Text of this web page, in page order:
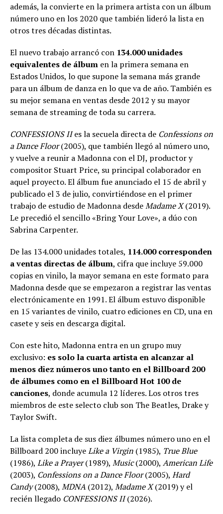
además, la convierte en la primera artista con un álbum
número uno en los 2020 que también lideró la lista en
otros tres décadas distintas.
El nuevo trabajo arrancó con 134.000 unidades
equivalentes de álbum en la primera semana en
Estados Unidos, lo que supone la semana más grande
para un álbum de danza en lo que va de año. También es
su mejor semana en ventas desde 2012 y su mayor
semana de streaming de toda su carrera.
CONFESSIONS IIes la secuela directa de Confessions on
a Dance Floor(2005), que también llegó al número uno,
y vuelve a reunir a Madonna con el DJ, productor y
compositor Stuart Price, su principal colaborador en
aquel proyecto. El álbum fue anunciado el 15 de abril y
publicado el 3 de julio, convirtiéndose en el primer
trabajo de estudio de Madonna desdeMadame X(2019).
Le precedió el sencillo «Bring Your Love», a dúo con
Sabrina Carpenter.
De las 134.000 unidades totales, 114.000 corresponden
a ventas directas de álbum, cifra que incluye 59.000
copias en vinilo, la mayor semana en este formato para
Madonna desde que se empezaron a registrar las ventas
electrónicamente en 1991. El álbum estuvo disponible
en 15 variantes de vinilo, cuatro ediciones en CD, una en
casete y seis en descarga digital.
Con este hito, Madonna entra en un grupo muy
exclusivo: es solo la cuarta artista en alcanzar al
menos diez números uno tanto en el Billboard 200
de álbumes como en el Billboard Hot 100 de
canciones, donde acumula 12 líderes. Los otros tres
miembros de este selecto club son The Beatles, Drake y
Taylor Swift.
La lista completa de sus diez álbumes número uno en el
Billboard 200 incluyeLike a Virgin (1985), True Blue
(1986), Like a Prayer(1989), Music(2000), American Life
(2003), Confessions on a Dance Floor(2005), Hard
Candy(2008), MDNA (2012), Madame X(2019) y el
recién llegado CONFESSIONS II(2026).